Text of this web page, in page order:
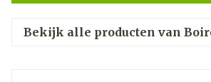
Bekijk alle producten van